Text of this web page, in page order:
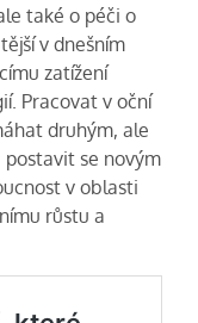
také o péči o
v dnešním
zatížení
Pracovat v oční
druhým, ale
se novým
v oblasti
růstu a